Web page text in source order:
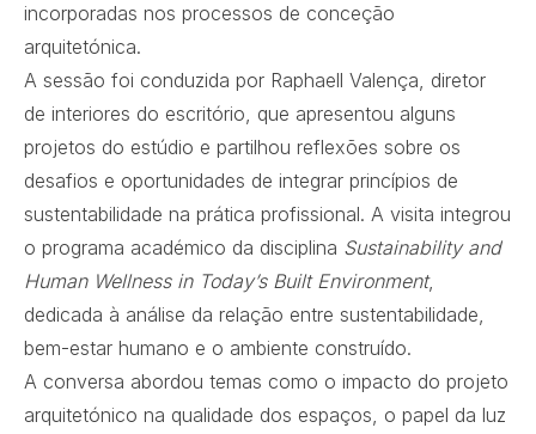
incorporadas nos processos de conceção
arquitetónica.
A sessão foi conduzida por Raphaell Valença, diretor
de interiores do escritório, que apresentou alguns
projetos do estúdio e partilhou reflexões sobre os
desafios e oportunidades de integrar princípios de
sustentabilidade na prática profissional. A visita integrou
o programa académico da disciplina Sustainability and
Human Wellness in Today’s Built Environment,
dedicada à análise da relação entre sustentabilidade,
bem-estar humano e o ambiente construído.
A conversa abordou temas como o impacto do projeto
arquitetónico na qualidade dos espaços, o papel da luz